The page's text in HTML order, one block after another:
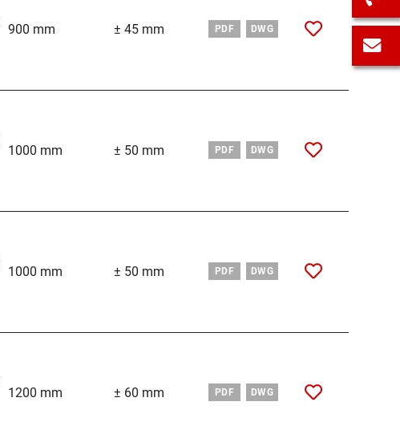
900 mm ± 45 mm PDF DWG
1000 mm ± 50 mm PDF DWG
1000 mm ± 50 mm PDF DWG
1200 mm ± 60 mm PDF DWG